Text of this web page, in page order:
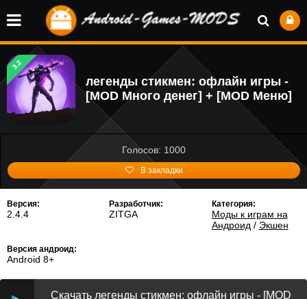
3.2
легенды стикмен: офлайн игры -
[MOD Много денег] + [MOD Меню]
Голосов: 1000
В закладки
Версия:
2.4.4
Разработчик:
ZITGA
Категория:
Моды к играм на
Андроид / Экшен
Версия андроид:
Android 8+
Скачать легенды стикмен: офлайн игры - [MOD